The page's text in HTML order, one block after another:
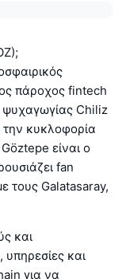
πάροχος fintech
ψυχαγωγίας Chiliz
κυκλοφορία
είναι ο
fan
τους Galatasaray,
και
και
για να